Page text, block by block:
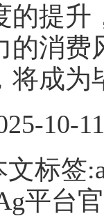
的提升
的消费
将成为
10-11
文标签
平台